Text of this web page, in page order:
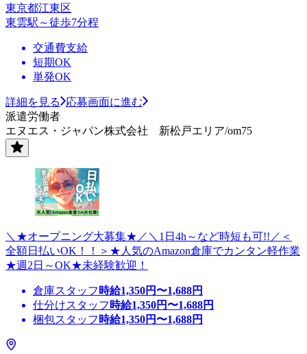
東京都江東区
東雲駅～徒歩7分程
交通費支給
短期OK
単発OK
詳細を見る
応募画面に進む
派遣労働者
エヌエス・ジャパン株式会社 新松戸エリア/om75
＼★オープニング大募集★／＼1日4h～など時短も可!!／＜
全額日払いOK！！＞★人気のAmazon倉庫でカンタン軽作業
★週2日～OK★未経験歓迎！
倉庫スタッフ 時給1,350円〜1,688円
仕分けスタッフ 時給1,350円〜1,688円
梱包スタッフ 時給1,350円〜1,688円